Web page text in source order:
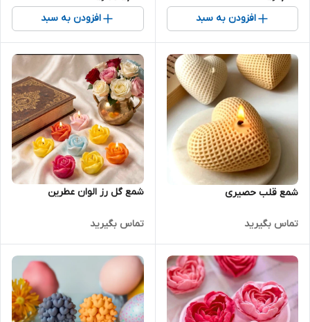
افزودن به سبد افزودن به سبد
شمع قلب حصیری
تماس بگیرید
شمع گل رز الوان عطرین
تماس بگیرید